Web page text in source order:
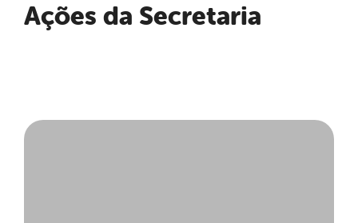
Ações da Secretaria